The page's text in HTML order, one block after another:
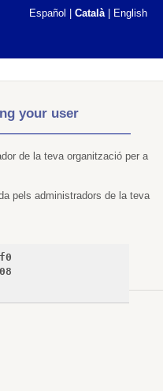
Español Català| English
your user
de la teva organització per a
pels administradors de la teva